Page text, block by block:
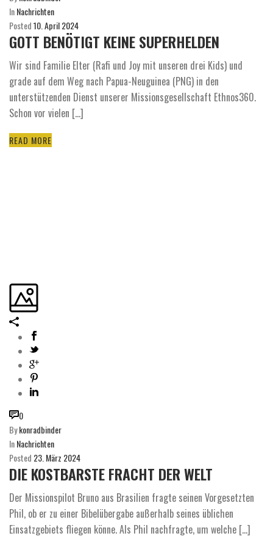
InNachrichten
Posted10. April 2024
GOTT BENÖTIGT KEINE SUPERHELDEN
Wir sind Familie Elter (Rafi und Joy mit unseren drei Kids) und
grade auf dem Weg nach Papua-Neuguinea (PNG) in den
unterstützenden Dienst unserer Missionsgesellschaft Ethnos360.
Schon vor vielen [...]
READ MORE
0
Bykonradbinder
InNachrichten
Posted 23. März 2024
DIE KOSTBARSTE FRACHT DER WELT
Der Missionspilot Bruno aus Brasilien fragte seinen Vorgesetzten
Phil, ob er zu einer Bibelübergabe außerhalb seines üblichen
Einsatzgebiets fliegen könne. Als Phil nachfragte, um welche [...]